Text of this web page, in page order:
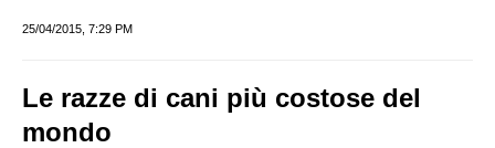
25/04/2015, 7:29 PM
Le razze di cani più costose del
mondo